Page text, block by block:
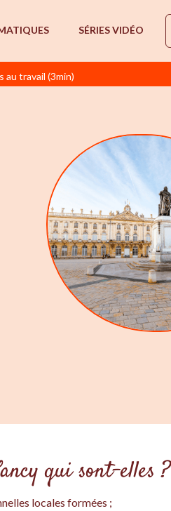
SÉRIES VIDÉO
au travail (3min)
qui sont-elles ?
locales formées ;